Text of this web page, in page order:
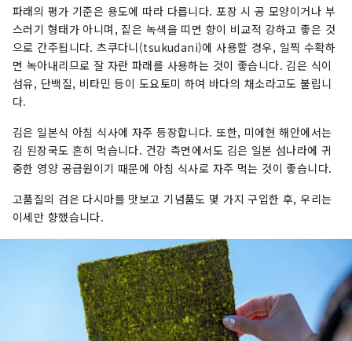
파래의 평가 기준은 용도에 따라 다릅니다. 포장 시 공 모양이거나 부
스러기 형태가 아니며, 짙은 녹색을 띠면 향이 비교적 강하고 좋은 것
으로 간주됩니다. 츠쿠다니(tsukudani)에 사용할 경우, 일찍 수확하
면 녹아내리므로 잘 자란 파래를 사용하는 것이 좋습니다. 김은 식이
섬유, 단백질, 비타민 등이 도요토미 하여 바다의 채소라고도 불립니
다.
김은 일본식 아침 식사에 자주 등장합니다. 또한, 미에현 해안에서는
김 된장국도 흔히 먹습니다. 건강 측면에서도 김은 일본 섬나라에 귀
중한 영양 공급원이기 때문에 아침 식사로 자주 먹는 것이 좋습니다.
고품질의 검은 다시마를 맛보고 기념품도 몇 가지 구입한 후, 우리는
이세만 향했습니다.